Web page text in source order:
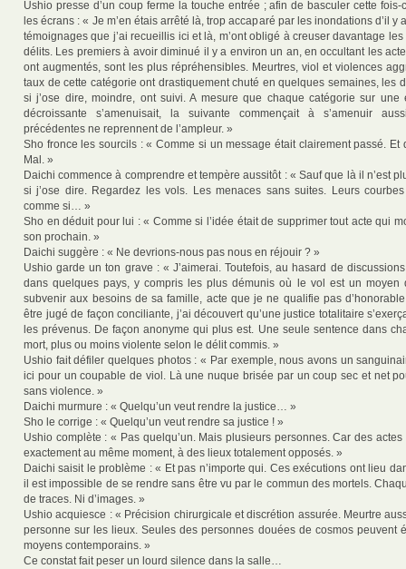
Ushio presse d’un coup ferme la touche entrée ; afin de basculer cette
les écrans : « Je m’en étais arrêté là, trop accaparé par les inondations d’il y
témoignages que j’ai recueillis ici et là, m’ont obligé à creuser davantage
délits. Les premiers à avoir diminué il y a environ un an, en occultant les
ont augmentés, sont les plus répréhensibles. Meurtres, viol et violences
taux de cette catégorie ont drastiquement chuté en quelques semaines, les
si j’ose dire, moindre, ont suivi. A mesure que chaque catégorie sur une
décroissante s’amenuisait, la suivante commençait à s’amenuir
précédentes ne reprennent de l’ampleur. »
Sho fronce les sourcils : « Comme si un message était clairement passé. Et
Mal. »
Daichi commence à comprendre et tempère aussitôt : « Sauf que là il n’est
si j’ose dire. Regardez les vols. Les menaces sans suites. Leurs
comme si… »
Sho en déduit pour lui : « Comme si l’idée était de supprimer tout acte qui
son prochain. »
Daichi suggère : « Ne devrions-nous pas nous en réjouir ? »
Ushio garde un ton grave : « J’aimerai. Toutefois, au hasard de
dans quelques pays, y compris les plus démunis où le vol est un moyen
subvenir aux besoins de sa famille, acte que je ne qualifie pas
être jugé de façon conciliante, j’ai découvert qu’une justice totalitaire
les prévenus. De façon anonyme qui plus est. Une seule sentence dans
mort, plus ou moins violente selon le délit commis. »
Ushio fait défiler quelques photos : « Par exemple, nous avons un
ici pour un coupable de viol. Là une nuque brisée par un coup sec et net
sans violence. »
Daichi murmure : « Quelqu’un veut rendre la justice… »
Sho le corrige : « Quelqu’un veut rendre sa justice ! »
Ushio complète : « Pas quelqu’un. Mais plusieurs personnes. Car des
exactement au même moment, à des lieux totalement opposés. »
Daichi saisit le problème : « Et pas n’importe qui. Ces exécutions ont lieu
il est impossible de se rendre sans être vu par le commun des mortels.
de traces. Ni d’images. »
Ushio acquiesce : « Précision chirurgicale et discrétion assurée. Meurtre
personne sur les lieux. Seules des personnes douées de cosmos peuvent
moyens contemporains. »
Ce constat fait peser un lourd silence dans la salle…